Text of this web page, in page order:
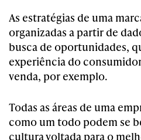
As estratégias de uma
organizadas a partir de
busca de oportunidades,
experiência do
venda, por exemplo.
Todas as áreas de uma
como um todo podem se
cultura voltada para o